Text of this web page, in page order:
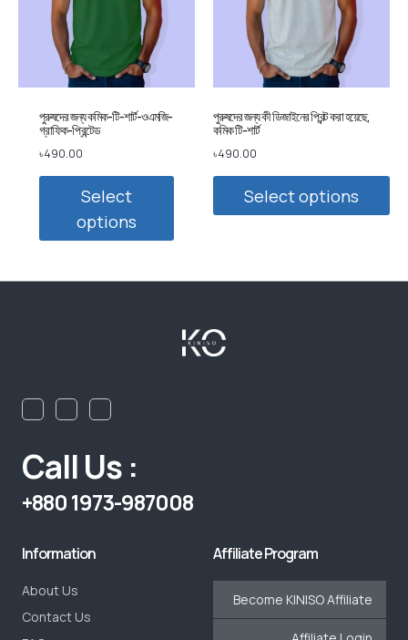
পুরুষদের জন্য কমিক-টি-শার্ট-ওএমজি-
গ্রাফিক-প্রিন্টেড
৳490.00
Select
options
পুরুষদের জন্য কী ডিজাইনের প্রিন্ট করা হয়েছে,
কমিক টি-শার্ট
৳490.00
Select options
Call Us :
+880 1973-987008
Information
About Us
Contact Us
Affiliate Program
Become KINISO Affiliate